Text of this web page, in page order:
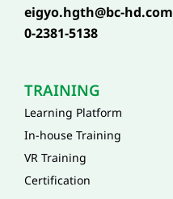
eigyo.hgth@bc-hd.com
0-2381-5138
TRAINING
Learning Platform
In-house Training
VR Training
Certification